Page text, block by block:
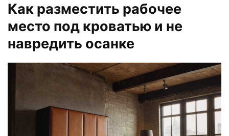
Как разместить рабочее
место под кроватью и не
навредить осанке